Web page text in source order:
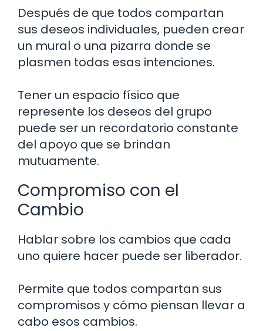
Después de que todos compartan
sus deseos individuales, pueden crear
un mural o una pizarra donde se
plasmen todas esas intenciones.
Tener un espacio físico que
represente los deseos del grupo
puede ser un recordatorio constante
del apoyo que se brindan
mutuamente.
Compromiso con el
Cambio
Hablar sobre los cambios que cada
uno quiere hacer puede ser liberador.
Permite que todos compartan sus
compromisos y cómo piensan llevar a
cabo esos cambios.